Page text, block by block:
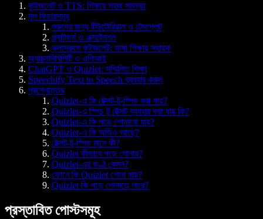
কুইজলেট ও TTS: শিক্ষায় সহজ সমন্বয়
মূল ফিচারসমূহ
শুরুদের জন্য টিউটোরিয়াল ও টেমপ্লেট
প্ল্যাটফর্ম ও এক্সটেনশন
ক্লাসরুমে কুইজলেট: ভাষা শিক্ষায় সহায়ক
অ্যাক্সেসিবিলিটি ও এপিআই
ChatGPT ও Quizlet: সম্মিলিত শিক্ষা
Speechify Text to Speech ব্যবহার করুন
প্রশ্নোত্তর
Quizlet-এ কি টেক্সট-টু-স্পিচ করা যায়?
Quizlet-এ স্পিচ টু টেক্সট ব্যবহার করা যায় কি?
Quizlet-এ কি পড়ে শোনানো যায়?
Quizlet-এ কি অডিও আছে?
টেক্সট-টু-স্পিচ মানে কী?
Quizlet কীভাবে পড়ে শোনায়?
Quizlet-এর কণ্ঠ কেমন?
ফোনে কি Quizlet শোনা যায়?
Quizlet কি পড়ে শোনাতে পারে?
প্রস্তাবিত পোস্টসমূহ